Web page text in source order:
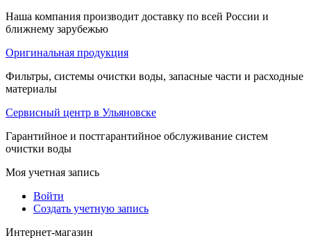
Наша компания производит доставку по всей России и
ближнему зарубежью
Оригинальная продукция
Фильтры, системы очистки воды, запасные части и расходные
материалы
Сервисный центр в Ульяновске
Гарантийное и постгарантийное обслуживание систем
очистки воды
Моя учетная запись
Войти
Создать учетную запись
Интернет-магазин